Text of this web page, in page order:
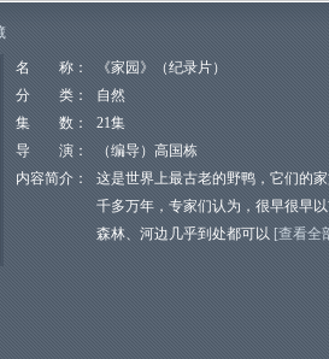
名 称：
《家园》（纪录片）
分 类：
自然
集 数：
21集
导 演：
（编导）高国栋
内容简介：
这是世界上最古老的野鸭，它们的
千多万年，专家们认为，很早很早
森林、河边几乎到处都可以 [查看全